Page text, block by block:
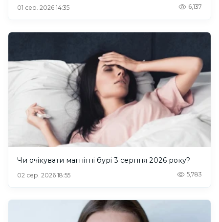
01 сер. 2026 14:35 6,137
Чи очікувати магнітні бурі 3 серпня 2026 року?
02 сер. 2026 18:55 5,783